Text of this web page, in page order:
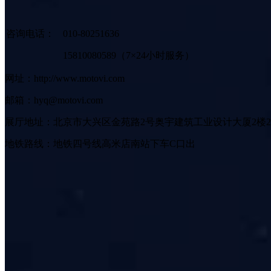
咨询电话： 010-80251636
15810080589（7×24小时服务）
网址：http://www.motovi.com
邮箱：hyq@motovi.com
展厅地址：北京市大兴区金苑路2号奥宇建筑工业设计大厦2楼
地铁路线：地铁四号线高米店南站下车C口出